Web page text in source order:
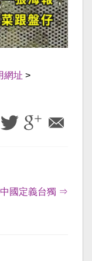
網址 >
國定義台獨 ⇒